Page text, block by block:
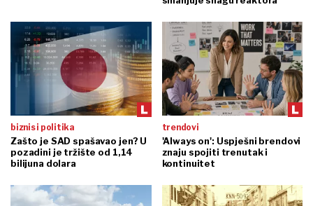
biznis i politika
Zašto je SAD spašavao jen? U
pozadini je tržište od 1,14
bilijuna dolara
trendovi
'Always on': Uspješni brendovi
znaju spojiti trenutak i
kontinuitet